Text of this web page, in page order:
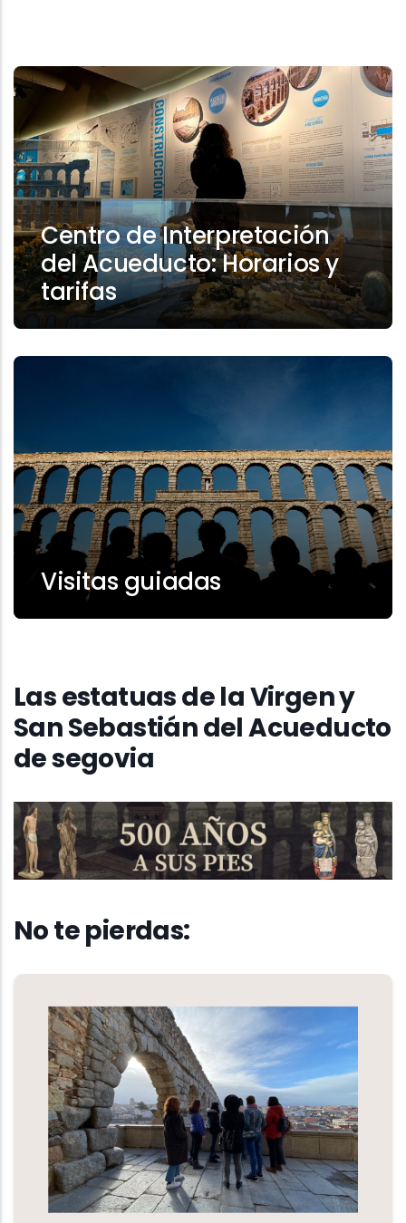
Centro de Interpretación
del Acueducto: Horarios y
tarifas
Visitas guiadas
Las estatuas de la Virgen y
San Sebastián del Acueducto
de segovia
No te pierdas: